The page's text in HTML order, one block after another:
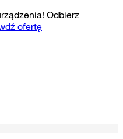
Odbierz
ofertę